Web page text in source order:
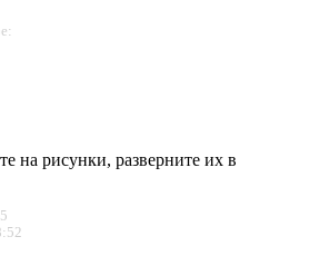
на рисунки, разверните их в